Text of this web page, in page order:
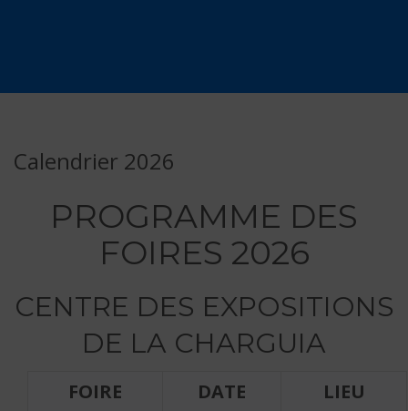
Calendrier 2026
PROGRAMME DES
FOIRES 2026
CENTRE DES EXPOSITIONS
DE LA CHARGUIA
FOIRE DATE
LIEU